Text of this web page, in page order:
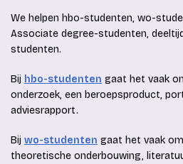
We helpen hbo-studenten, wo-
Associate degree-studenten,
studenten.
Bij hbo-studenten gaat het vaak
onderzoek, een beroepsproduct,
adviesrapport.
Bij wo-studenten gaat het vaak
theoretische onderbouwing,